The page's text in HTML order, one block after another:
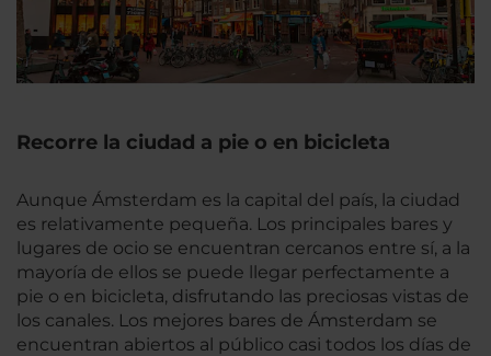
Recorre la ciudad a pie o en bicicleta
Aunque Ámsterdam es la capital del país, la ciudad
es relativamente pequeña. Los principales bares y
lugares de ocio se encuentran cercanos entre sí, a la
mayoría de ellos se puede llegar perfectamente a
pie o en bicicleta, disfrutando las preciosas vistas de
los canales. Los mejores bares de Ámsterdam se
encuentran abiertos al público casi todos los días de